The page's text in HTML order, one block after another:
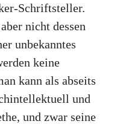
Schriftsteller.
nicht dessen
unbekanntes
keine
kann als abseits
und
und zwar seine